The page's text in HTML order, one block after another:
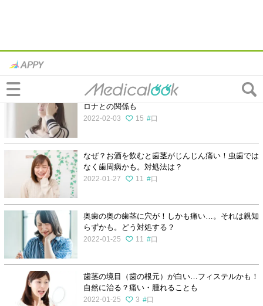
歯茎の腫れ・痛みの記事一覧
歯周病で「熱が出る」と危ない？対処法は？新型コ
ロナとの関係も
2022-02-03 15 口
なぜ？お酒を飲むと歯茎がじんじん痛い！虫歯では
なく歯周病かも。対処法は？
2022-01-27 11 口
奥歯の奥の歯茎に穴が！しかも痛い…。それは親知
らずかも。どう対処する？
2022-01-25 11 口
歯茎の境目（歯の根元）が白い…フィステルかも！
自然に治る？痛い・腫れることも
2022-01-25 3 口